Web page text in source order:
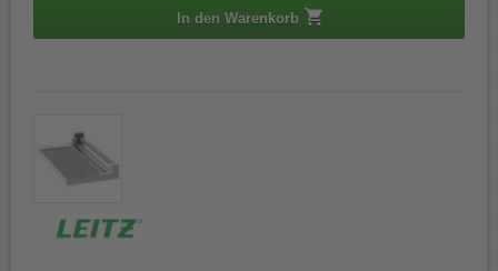
In den Warenkorb